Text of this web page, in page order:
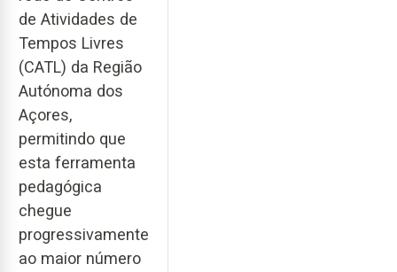
de Atividades de
Tempos Livres
(CATL) da Região
Autónoma dos
Açores,
permitindo que
esta ferramenta
pedagógica
chegue
progressivamente
ao maior número